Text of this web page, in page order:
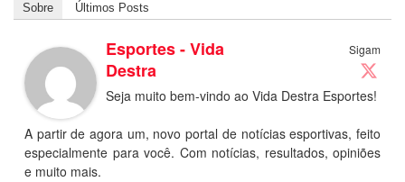
Sobre Últimos Posts
Sigam
Esportes - Vida
Destra
Seja muito bem-vindo ao Vida Destra Esportes!
A partir de agora um, novo portal de notícias esportivas, feito
especialmente para você. Com notícias, resultados, opiniões
e muito mais.